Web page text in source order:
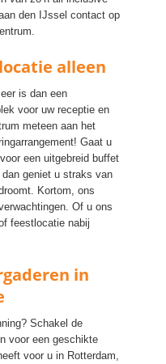
den IJssel contact op
alleen
is dan een
voor uw receptie en
meteen aan het
Gaat u
een uitgebreid buffet
geniet u straks van
Kortom, ons
Of u ons
feestlocatie nabij
in
Schakel de
voor een geschikte
voor u in Rotterdam,